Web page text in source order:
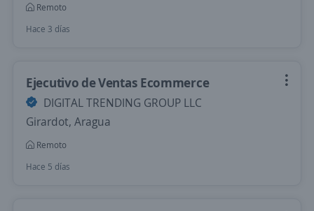
Remoto
Hace 3 días
Ejecutivo de Ventas Ecommerce
DIGITAL TRENDING GROUP LLC
Girardot, Aragua
Remoto
Hace 5 días